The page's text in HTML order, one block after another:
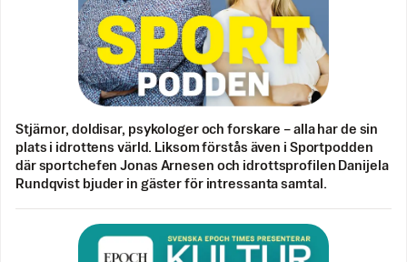
Stjärnor, doldisar, psykologer och forskare – alla har de sin
plats i idrottens värld. Liksom förstås även i Sportpodden
där sportchefen Jonas Arnesen och idrottsprofilen Danijela
Rundqvist bjuder in gäster för intressanta samtal.